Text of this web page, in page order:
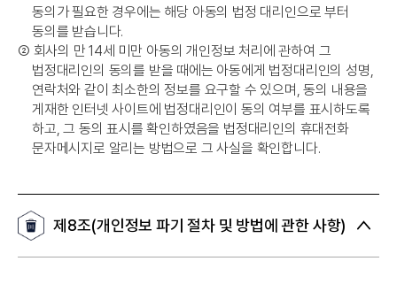
동의가 필요한 경우에는 해당 아동의 법정 대리인으로 부터
동의를 받습니다.
➁ 회사의 만 14세 미만 아동의 개인정보 처리에 관하여 그
법정대리인의 동의를 받을 때에는 아동에게 법정대리인의 성명,
연락처와 같이 최소한의 정보를 요구할 수 있으며, 동의 내용을
게재한 인터넷 사이트에 법정대리인이 동의 여부를 표시하도록
하고, 그 동의 표시를 확인하였음을 법정대리인의 휴대전화
문자메시지로 알리는 방법으로 그 사실을 확인합니다.
제8조(개인정보 파기 절차 및 방법에 관한 사항)